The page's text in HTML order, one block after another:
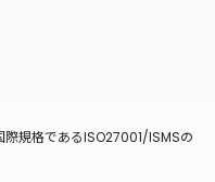
規格であるISO27001/ISMSの